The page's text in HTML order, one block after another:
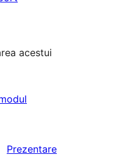
acestui
Prezentare